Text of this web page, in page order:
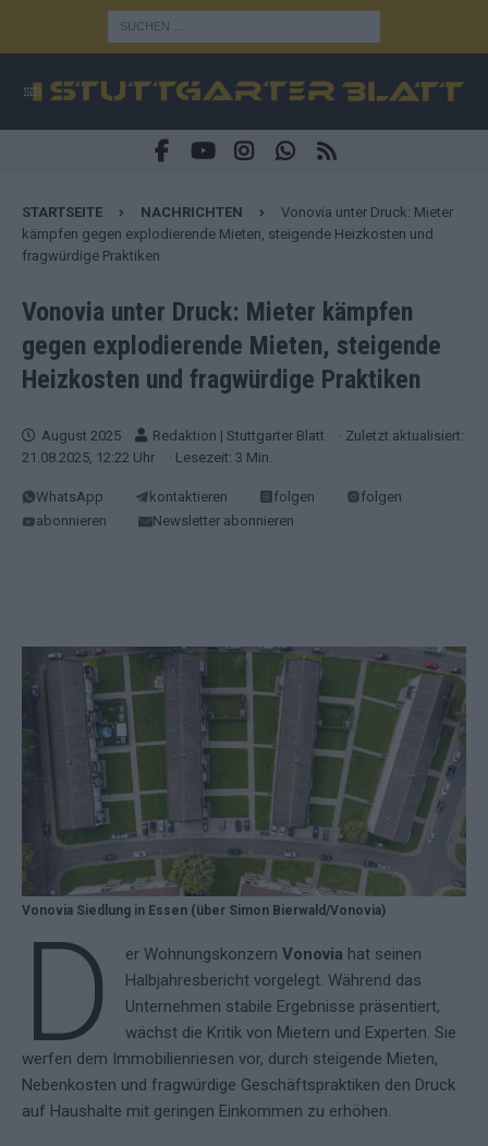
STARTSEITE NACHRICHTEN
Vonovia unter Druck: Mieter
kämpfen gegen explodierende Mieten, steigende Heizkosten und
fragwürdige Praktiken
Vonovia unter Druck: Mieter kämpfen
gegen explodierende Mieten, steigende
Heizkosten und fragwürdige Praktiken
August 2025 Redaktion | Stuttgarter Blatt
· Zuletzt aktualisiert:
21.08.2025, 12:22 Uhr
· Lesezeit: 3 Min.
WhatsApp kontaktieren folgen
folgen
abonnieren
Newsletter abonnieren
Vonovia Siedlung in Essen (über Simon Bierwald/Vonovia)
D er Wohnungskonzern Vonovia hat seinen
Halbjahresbericht vorgelegt. Während das
Unternehmen stabile Ergebnisse präsentiert,
wächst die Kritik von Mietern und Experten. Sie
werfen dem Immobilienriesen vor, durch steigende Mieten,
Nebenkosten und fragwürdige Geschäftspraktiken den Druck
auf Haushalte mit geringen Einkommen zu erhöhen.